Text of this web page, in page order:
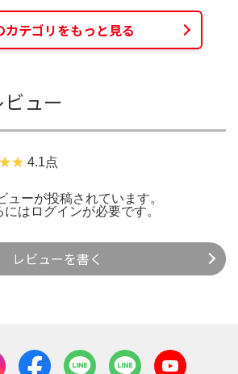
カテゴリをもっと見る
ュー
4.1点
ューが投稿されています。
には ログインが必要です。
レビューを書く